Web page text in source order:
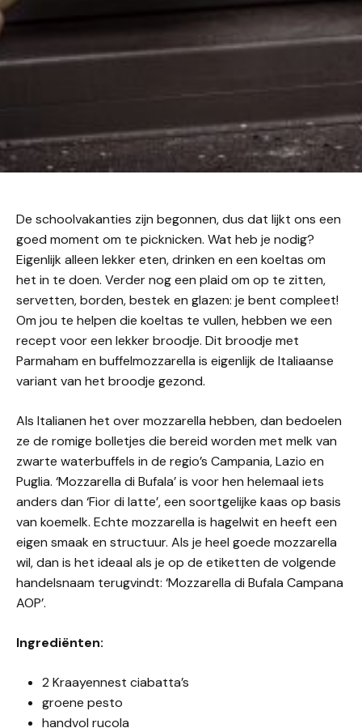
De schoolvakanties zijn begonnen, dus dat lijkt ons een
goed moment om te picknicken. Wat heb je nodig?
Eigenlijk alleen lekker eten, drinken en een koeltas om
het in te doen. Verder nog een plaid om op te zitten,
servetten, borden, bestek en glazen: je bent compleet!
Om jou te helpen die koeltas te vullen, hebben we een
recept voor een lekker broodje. Dit broodje met
Parmaham en buffelmozzarella is eigenlijk de Italiaanse
variant van het broodje gezond.
Als Italianen het over mozzarella hebben, dan bedoelen
ze de romige bolletjes die bereid worden met melk van
zwarte waterbuffels in de regio’s Campania, Lazio en
Puglia. ‘Mozzarella di Bufala’ is voor hen helemaal iets
anders dan ‘Fior di latte’, een soortgelijke kaas op basis
van koemelk. Echte mozzarella is hagelwit en heeft een
eigen smaak en structuur. Als je heel goede mozzarella
wil, dan is het ideaal als je op de etiketten de volgende
handelsnaam terugvindt: ‘Mozzarella di Bufala Campana
AOP’.
Ingrediënten:
2 Kraayennest ciabatta’s
groene pesto
handvol rucola